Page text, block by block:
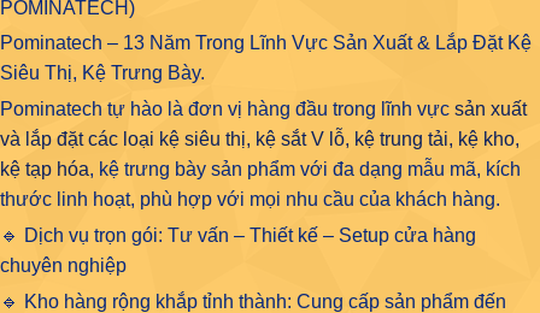
POMINATECH)
Pominatech – 13 Năm Trong Lĩnh Vực Sản Xuất & Lắp Đặt Kệ
Siêu Thị, Kệ Trưng Bày.
Pominatech tự hào là đơn vị hàng đầu trong lĩnh vực sản xuất
và lắp đặt các loại kệ siêu thị, kệ sắt V lỗ, kệ trung tải, kệ kho,
kệ tạp hóa, kệ trưng bày sản phẩm với đa dạng mẫu mã, kích
thước linh hoạt, phù hợp với mọi nhu cầu của khách hàng.
🔹 Dịch vụ trọn gói: Tư vấn – Thiết kế – Setup cửa hàng
chuyên nghiệp
🔹 Kho hàng rộng khắp tỉnh thành: Cung cấp sản phẩm đến